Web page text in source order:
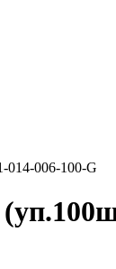
006-100-G